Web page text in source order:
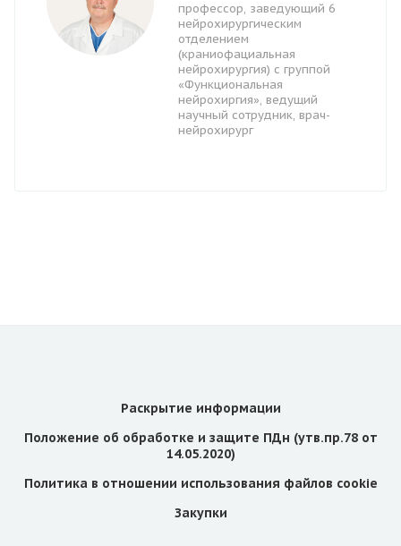
профессор, заведующий 6
нейрохирургическим
отделением
(краниофациальная
нейрохирургия) с группой
«Функциональная
нейрохиргия», ведущий
научный сотрудник, врач-
нейрохирург
Раскрытие информации
Положение об обработке и защите ПДн (утв.пр.78 от
14.05.2020)
Политика в отношении использования файлов cookie
Закупки